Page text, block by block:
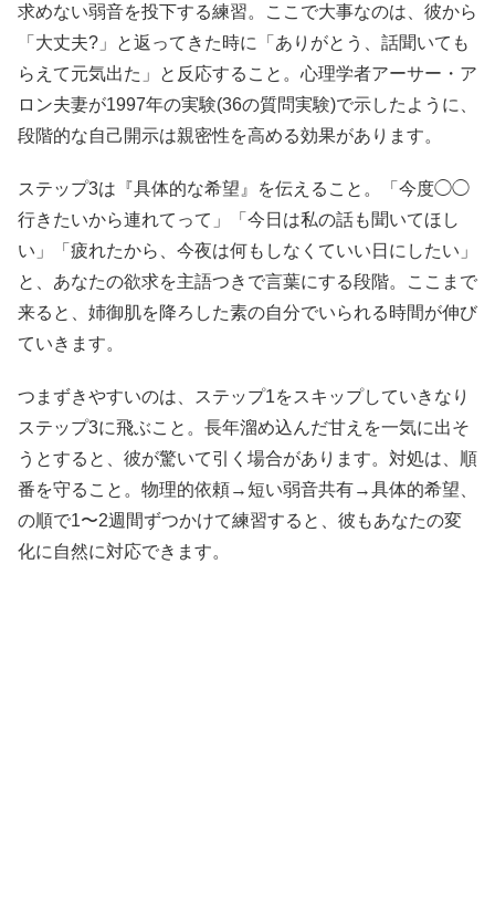
求めない弱音を投下する練習。ここで大事なのは、彼から
「大丈夫?」と返ってきた時に「ありがとう、話聞いても
らえて元気出た」と反応すること。心理学者アーサー・ア
ロン夫妻が1997年の実験(36の質問実験)で示したように、
段階的な自己開示は親密性を高める効果があります。
ステップ3は『具体的な希望』を伝えること。「今度◯◯
行きたいから連れてって」「今日は私の話も聞いてほし
い」「疲れたから、今夜は何もしなくていい日にしたい」
と、あなたの欲求を主語つきで言葉にする段階。ここまで
来ると、姉御肌を降ろした素の自分でいられる時間が伸び
ていきます。
つまずきやすいのは、ステップ1をスキップしていきなり
ステップ3に飛ぶこと。長年溜め込んだ甘えを一気に出そ
うとすると、彼が驚いて引く場合があります。対処は、順
番を守ること。物理的依頼→短い弱音共有→具体的希望、
の順で1〜2週間ずつかけて練習すると、彼もあなたの変
化に自然に対応できます。